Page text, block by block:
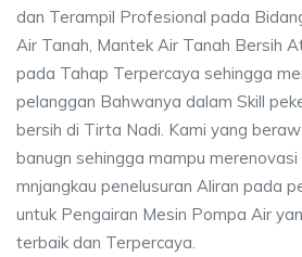
dan Terampil Profesional pada
Air Tanah, Mantek Air Tanah Bersih
pada Tahap Terpercaya sehingga
pelanggan Bahwanya dalam Skill
bersih di Tirta Nadi. Kami yang
banugn sehingga mampu merenovasi
mnjangkau penelusuran Aliran pada
untuk Pengairan Mesin Pompa Air
terbaik dan Terpercaya.